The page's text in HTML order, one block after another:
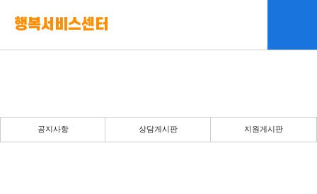
행복서비스센터
공지사항 상담게시판 지원게시판